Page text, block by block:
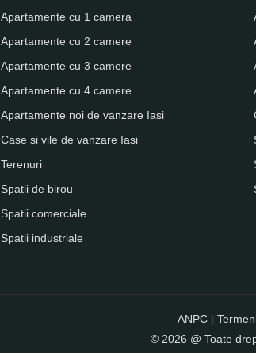
Apartamente cu 1 camera
Apartamente cu 2 camere
Apartamente cu 3 camere
Apartamente cu 4 camere
Apartamente noi de vanzare Iasi
Case si vile de vanzare Iasi
Terenuri
Spatii de birou
Spatii comerciale
Spatii industriale
ANPC|
© 2026 @ Toate